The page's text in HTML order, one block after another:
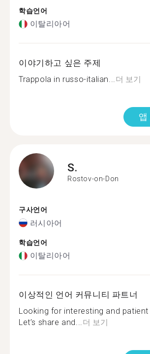
학습언어
이탈리아어
이야기하고 싶은 주제
Trappola in russo-italian...더 보기
앱
S.
Rostov-on-Don
구사언어
러시아어
학습언어
이탈리아어
이상적인 언어 커뮤니티 파트너
Looking for interesting and patient
Let’s share and...더 보기